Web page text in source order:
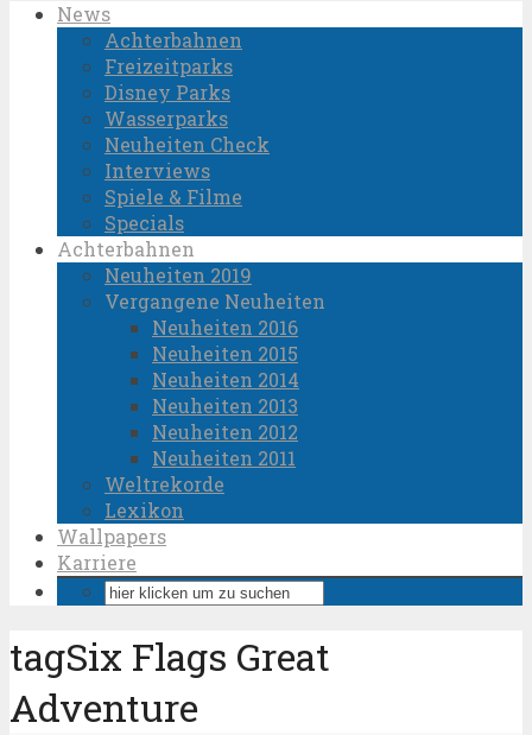
News
Achterbahnen
Freizeitparks
Disney Parks
Wasserparks
Neuheiten Check
Interviews
Spiele & Filme
Specials
Achterbahnen
Neuheiten 2019
Vergangene Neuheiten
Neuheiten 2016
Neuheiten 2015
Neuheiten 2014
Neuheiten 2013
Neuheiten 2012
Neuheiten 2011
Weltrekorde
Lexikon
Wallpapers
Karriere
tagSix Flags Great
Adventure